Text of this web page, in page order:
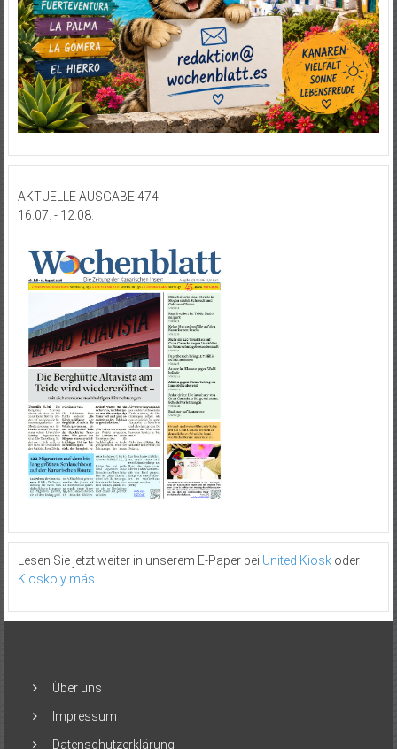
AKTUELLE AUSGABE 474
16.07. - 12.08.
Lesen Sie jetzt weiter in unserem E-Paper bei United Kioskoder
Kiosko y más.
Über uns
Impressum
Datenschutzerklärung